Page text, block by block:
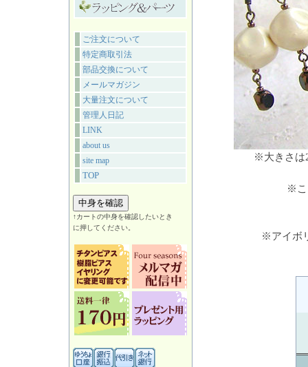
ご注文について
特定商取引法
部品交換について
メールマガジン
大量注文について
管理人日記
LINK
about us
site map
TOP
↑カートの中身を確認したいとき
に押してください。
※大きさは
※こ
※アイボ